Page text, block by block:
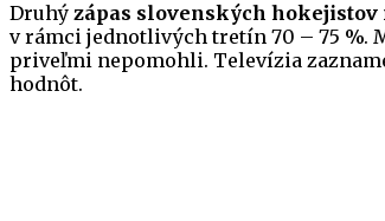
Druhý zápas slovenských
v rámci jednotlivých tretín 70 – 75 %.
priveľmi nepomohli. Televízia
hodnôt.